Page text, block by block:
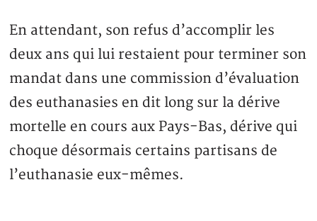
En attendant, son refus d’accomplir les
deux ans qui lui restaient pour terminer son
mandat dans une commission d’évaluation
des euthanasies en dit long sur la dérive
mortelle en cours aux Pays-Bas, dérive qui
choque désormais certains partisans de
l’euthanasie eux-mêmes.